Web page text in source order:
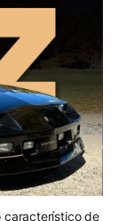
característico de